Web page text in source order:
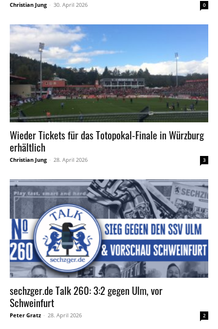
Christian Jung - 30. April 2026 0
Wieder Tickets für das Totopokal-Finale in Würzburg
erhältlich
Christian Jung - 28. April 2026 3
sechzger.de Talk 260: 3:2 gegen Ulm, vor
Schweinfurt
Peter Gratz - 28. April 2026 2